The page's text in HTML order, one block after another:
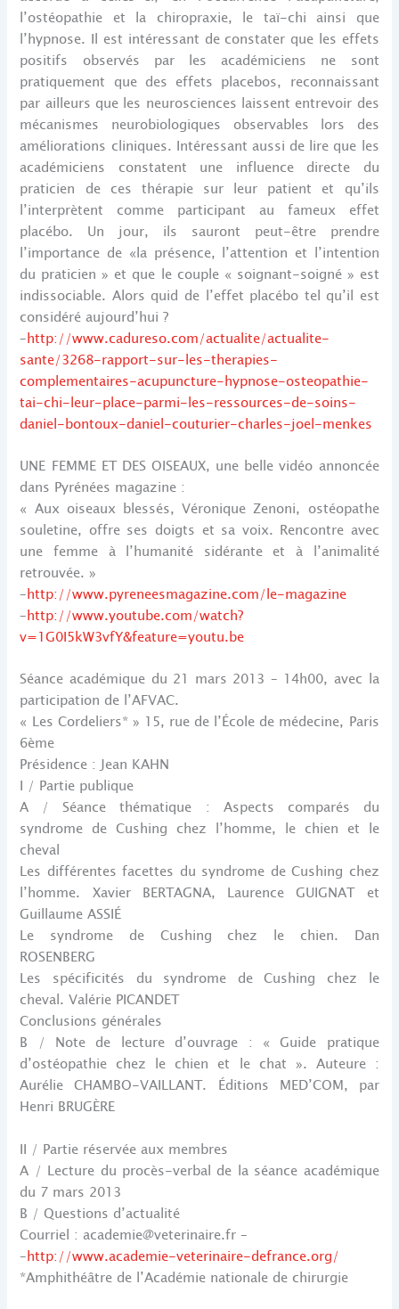
l’ostéopathie et la chiropraxie, le taï-chi ainsi que
l’hypnose. Il est intéressant de constater que les effets
positifs observés par les académiciens ne sont
pratiquement que des effets placebos, reconnaissant
par ailleurs que les neurosciences laissent entrevoir des
mécanismes neurobiologiques observables lors des
améliorations cliniques. Intéressant aussi de lire que les
académiciens constatent une influence directe du
praticien de ces thérapie sur leur patient et qu’ils
l’interprètent comme participant au fameux effet
placébo. Un jour, ils sauront peut-être prendre
l’importance de «la présence, l’attention et l’intention
du praticien » et que le couple « soignant-soigné » est
indissociable. Alors quid de l’effet placébo tel qu’il est
considéré aujourd’hui ?
–http://www.cadureso.com/actualite/actualite-
sante/3268-rapport-sur-les-therapies-
complementaires-acupuncture-hypnose-osteopathie-
tai-chi-leur-place-parmi-les-ressources-de-soins-
daniel-bontoux-daniel-couturier-charles-joel-menkes
UNE FEMME ET DES OISEAUX, une belle vidéo annoncée
dans Pyrénées magazine :
« Aux oiseaux blessés, Véronique Zenoni, ostéopathe
souletine, offre ses doigts et sa voix. Rencontre avec
une femme à l’humanité sidérante et à l’animalité
retrouvée. »
–http://www.pyreneesmagazine.com/le-magazine
–http://www.youtube.com/watch?
v=1G0I5kW3vfY&feature=youtu.be
Séance académique du 21 mars 2013 – 14h00, avec la
participation de l’AFVAC.
« Les Cordeliers* » 15, rue de l’École de médecine, Paris
6ème
Présidence : Jean KAHN
I / Partie publique
A / Séance thématique : Aspects comparés du
syndrome de Cushing chez l’homme, le chien et le
cheval
Les différentes facettes du syndrome de Cushing chez
l’homme. Xavier BERTAGNA, Laurence GUIGNAT et
Guillaume ASSIÉ
Le syndrome de Cushing chez le chien. Dan
ROSENBERG
Les spécificités du syndrome de Cushing chez le
cheval. Valérie PICANDET
Conclusions générales
B / Note de lecture d’ouvrage : « Guide pratique
d’ostéopathie chez le chien et le chat ». Auteure :
Aurélie CHAMBO-VAILLANT. Éditions MED’COM, par
Henri BRUGÈRE
II / Partie réservée aux membres
A / Lecture du procès-verbal de la séance académique
du 7 mars 2013
B / Questions d’actualité
Courriel : academie@veterinaire.fr –
–http://www.academie-veterinaire-defrance.org/
*Amphithéâtre de l’Académie nationale de chirurgie